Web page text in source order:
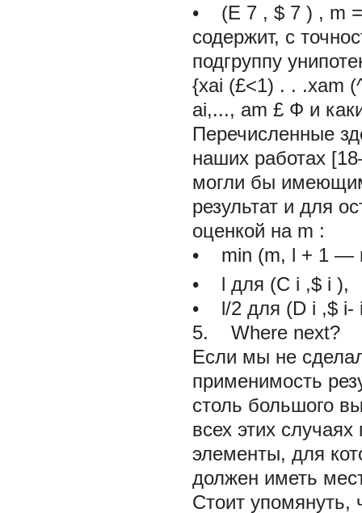
•
(Е 7 , $ 7 ) , m
содержит, с
подгруппу
{xai (£<1) . . .xam
ai,..., am £ Ф и
Перечисленные
наших работах
могли бы
результат и для
оценкой на m :
•
min (m, l + 1 —
•
l для (C i ,$ i ),
•
l/2 для (D i ,$ i-
5. Where next?
Если мы не
применимость
столь большого
всех этих
элементы, для
должен иметь
Стоит упомянуть,